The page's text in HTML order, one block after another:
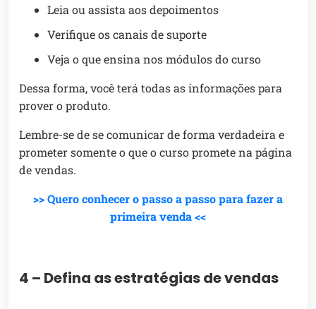
Leia ou assista aos depoimentos
Verifique os canais de suporte
Veja o que ensina nos módulos do curso
Dessa forma, você terá todas as informações para
prover o produto.
Lembre-se de se comunicar de forma verdadeira e
prometer somente o que o curso promete na página
de vendas.
>> Quero conhecer o passo a passo para fazer a
primeira venda <<
4 – Defina as estratégias de vendas